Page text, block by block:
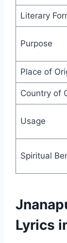
Literary
Purpose
Place of
Country of
Usage
Spiritual
Lyrics